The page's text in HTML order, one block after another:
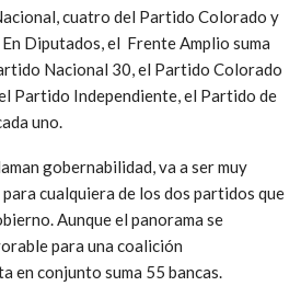
cuatro del Partido Colorado y
Diputados, el Frente Amplio suma
Nacional 30, el Partido Colorado
Partido Independiente, el Partido de
uno.
gobernabilidad, va a ser muy
cualquiera de los dos partidos que
Aunque el panorama se
para una coalición
en conjunto suma 55 bancas.